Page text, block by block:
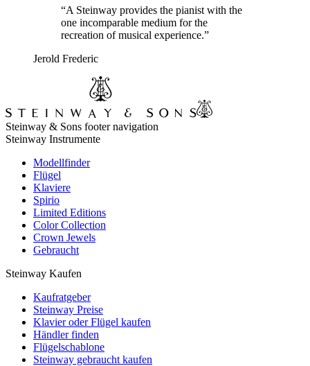
“A Steinway provides the pianist with the
one incomparable medium for the
recreation of musical experience.”
Jerold Frederic
Steinway & Sons footer navigation
Steinway Instrumente
Modellfinder
Flügel
Klaviere
Spirio
Limited Editions
Color Collection
Crown Jewels
Gebraucht
Steinway Kaufen
Kaufratgeber
Steinway Preise
Klavier oder Flügel kaufen
Händler finden
Flügelschablone
Steinway gebraucht kaufen